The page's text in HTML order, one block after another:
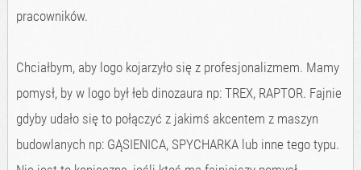
pracowników.
Chciałbym, aby logo kojarzyło się z profesjonalizmem. Mamy
pomysł, by w logo był łeb dinozaura np: TREX, RAPTOR. Fajnie
gdyby udało się to połączyć z jakimś akcentem z maszyn
budowlanych np: GĄSIENICA, SPYCHARKA lub inne tego typu.